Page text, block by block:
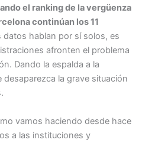
el ranking de la vergüenza
continúan los 11
datos hablan por sí solos, es
afronten el problema
Dando la espalda a la
la grave situación
vamos haciendo desde hace
a las instituciones y